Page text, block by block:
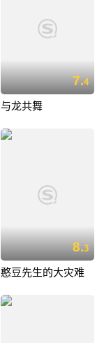
7.4
与龙共舞
8.3
憨豆先生的大灾难